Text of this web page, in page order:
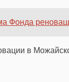
Фонда